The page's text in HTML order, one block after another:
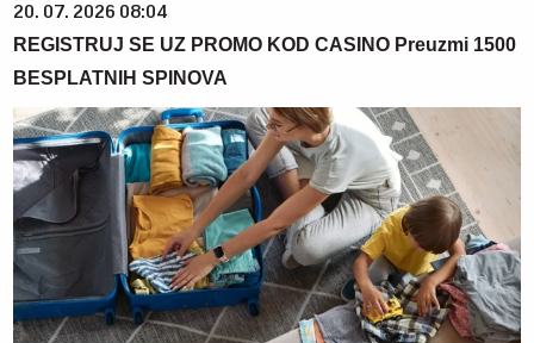
20. 07. 2026 08:04
REGISTRUJ SE UZ PROMO KOD CASINO Preuzmi 1500
BESPLATNIH SPINOVA